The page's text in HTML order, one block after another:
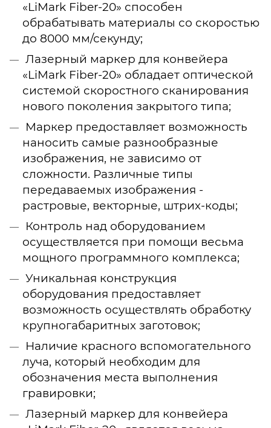
«LiMark Fiber-20» способен
обрабатывать материалы со скоростью
до 8000 мм/секунду;
Лазерный маркер для конвейера
«LiMark Fiber-20» обладает оптической
системой скоростного сканирования
нового поколения закрытого типа;
Маркер предоставляет возможность
наносить самые разнообразные
изображения, не зависимо от
сложности. Различные типы
передаваемых изображения -
растровые, векторные, штрих-коды;
Контроль над оборудованием
осуществляется при помощи весьма
мощного программного комплекса;
Уникальная конструкция
оборудования предоставляет
возможность осуществлять обработку
крупногабаритных заготовок;
Наличие красного вспомогательного
луча, который необходим для
обозначения места выполнения
гравировки;
Лазерный маркер для конвейера